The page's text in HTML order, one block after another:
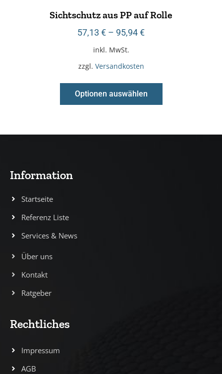
Sichtschutz aus PP auf Rolle
57,13 € – 95,94€
inkl. MwSt.
zzgl. Versandkosten
Optionen auswählen
Information
Startseite
Referenz Liste
Services & News
Über uns
Kontakt
Ratgeber
Rechtliches
Impressum
AGB